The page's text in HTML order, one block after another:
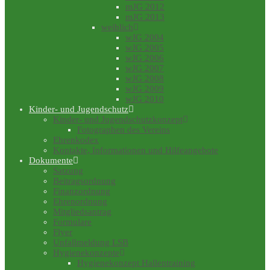
mJG 2012
mJG 2013
weiblich
wJG 2004
wJG 2005
wJG 2006
wJG 2007
wJG 2008
wJG 2009
wJG 2010
Kinder- und Jugendschutz
Kinder- und Jugendschutzkonzept
Fotographen des Vereins
Ehrenkodex
Kontakte, Informationen und Hilfeangebote
Dokumente
Satzung
Beitragsordnung
Finanzordnung
Ehrenordnung
Mitgliedsantrag
Formulare
Flyer
Unfallmeldung LSB
Hygienekonzepte
Hygienekonzept Hallentraining